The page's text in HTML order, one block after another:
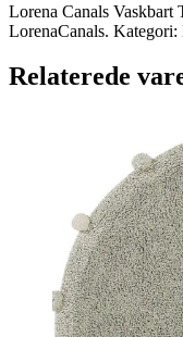
Lorena Canals Vaskbart
LorenaCanals.
Relaterede